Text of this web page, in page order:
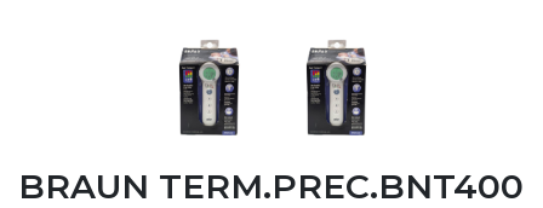
BRAUN TERM.PREC.BNT400